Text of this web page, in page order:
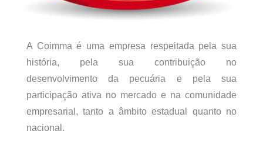
A Coimma é uma empresa respeitada pela sua
história, pela sua contribuição no
desenvolvimento da pecuária e pela sua
participação ativa no mercado e na comunidade
empresarial, tanto a âmbito estadual quanto no
nacional.